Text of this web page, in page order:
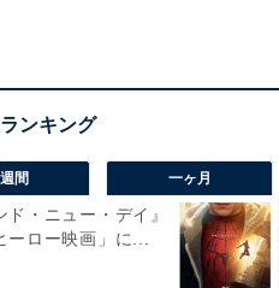
づくの死というわけではな
があると思っていたと思い
公暁の父・頼家の死の真相
座をして、“共に北条から源
私とあなたならできる”と申
らい人生を送ってきた公暁
間 一ヶ月
ド・ニュー・デイ』
ロー映画」に...